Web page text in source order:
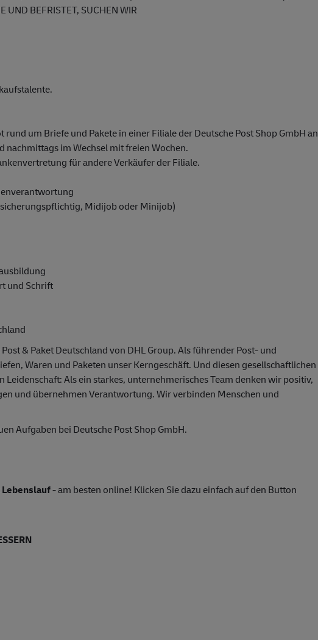
UND BEFRISTET, SUCHEN WIR
um Briefe und Pakete in einer Filiale der Deutsche Post Shop GmbH an
nachmittags im Wechsel mit freien Wochen.
für andere Verkäufer der Filiale.
Midijob oder Minijob)
und Schrift
& Paket Deutschland von DHL Group. Als führender Post- und
Waren und Paketen unser Kerngeschäft. Und diesen gesellschaftlichen
Als ein starkes, unternehmerisches Team denken wir positiv,
und übernehmen Verantwortung. Wir verbinden Menschen und
Aufgaben bei Deutsche Post Shop GmbH.
- am besten online! Klicken Sie dazu einfach auf den Button